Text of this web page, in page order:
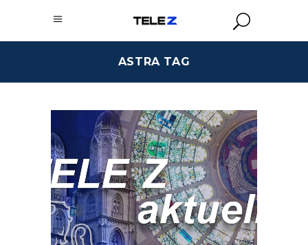
ASTRA TAG